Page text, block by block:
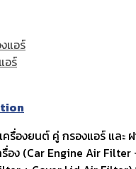
แอร์
อร์
รื่องยนต์ คู่ กรองแอร์ และ
รื่อง (Car Engine Air Filter